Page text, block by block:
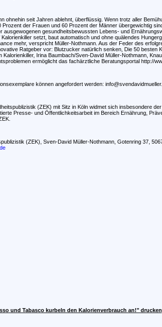
ohnehin seit Jahren ablehnt, überflüssig. Wenn trotz aller
der Frauen und 60 Prozent der Männer übergewichtig
ausgewogenen gesundheitsbewussten Lebens- und
setzt, baut automatisch und ohne quälendes
mehr, verspricht Müller-Nothmann. Aus der Feder des
Ratgeber vor: Blutzucker natürlich senken, Die 50 besten
Irina Baumbach/Sven-David Müller-Nothmann,
ermöglicht das fachärztliche Beratungsportal http://
können angefordert werden:
(ZEK) mit Sitz in Köln widmet sich insbesondere
Presse- und Öffentlichkeitsarbeit im Bereich Ernährung,
(ZEK), Sven-David Müller-Nothmann, Gotenring 37,
und Tabasco kurbeln den Kalorienverbrauch an!" drucken